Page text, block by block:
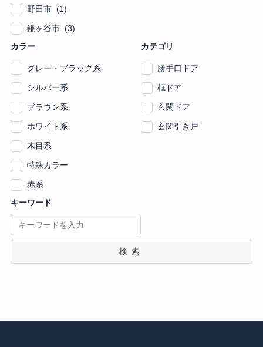
野田市 (1)
鎌ヶ谷市 (3)
カラー
グレー・ブラック系
シルバー系
ブラウン系
ホワイト系
木目系
特殊カラー
赤系
カテゴリ
勝手口ドア
框ドア
玄関ドア
玄関引き戸
キーワード
検索